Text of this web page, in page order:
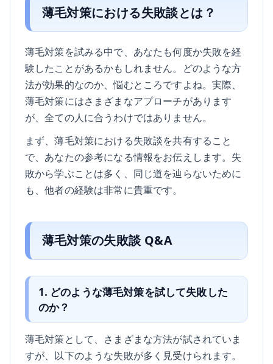
薄毛対策における失敗談とは？
薄毛対策を試みる中で、あなたも何度か失敗を経
験したことがあるかもしれません。どのような方
法が効果的なのか、悩むところですよね。実際、
薄毛対策にはさまざまなアプローチがあります
が、全ての人に合うわけではありません。
まず、薄毛対策における失敗談を共有すること
で、あなたの参考になる情報をお伝えします。失
敗から学ぶことは多く、同じ道を辿らないために
も、他者の経験は非常に貴重です。
薄毛対策の失敗談 Q&A
1. どのような薄毛対策を試して失敗した
のか？
薄毛対策として、さまざまな方法が試されていま
すが、以下のような失敗が多く見受けられます。